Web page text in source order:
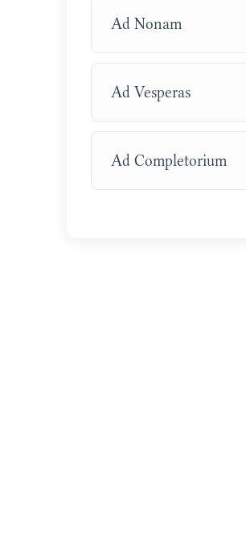
Ad Nonam
Ad Vesperas
Ad Completorium